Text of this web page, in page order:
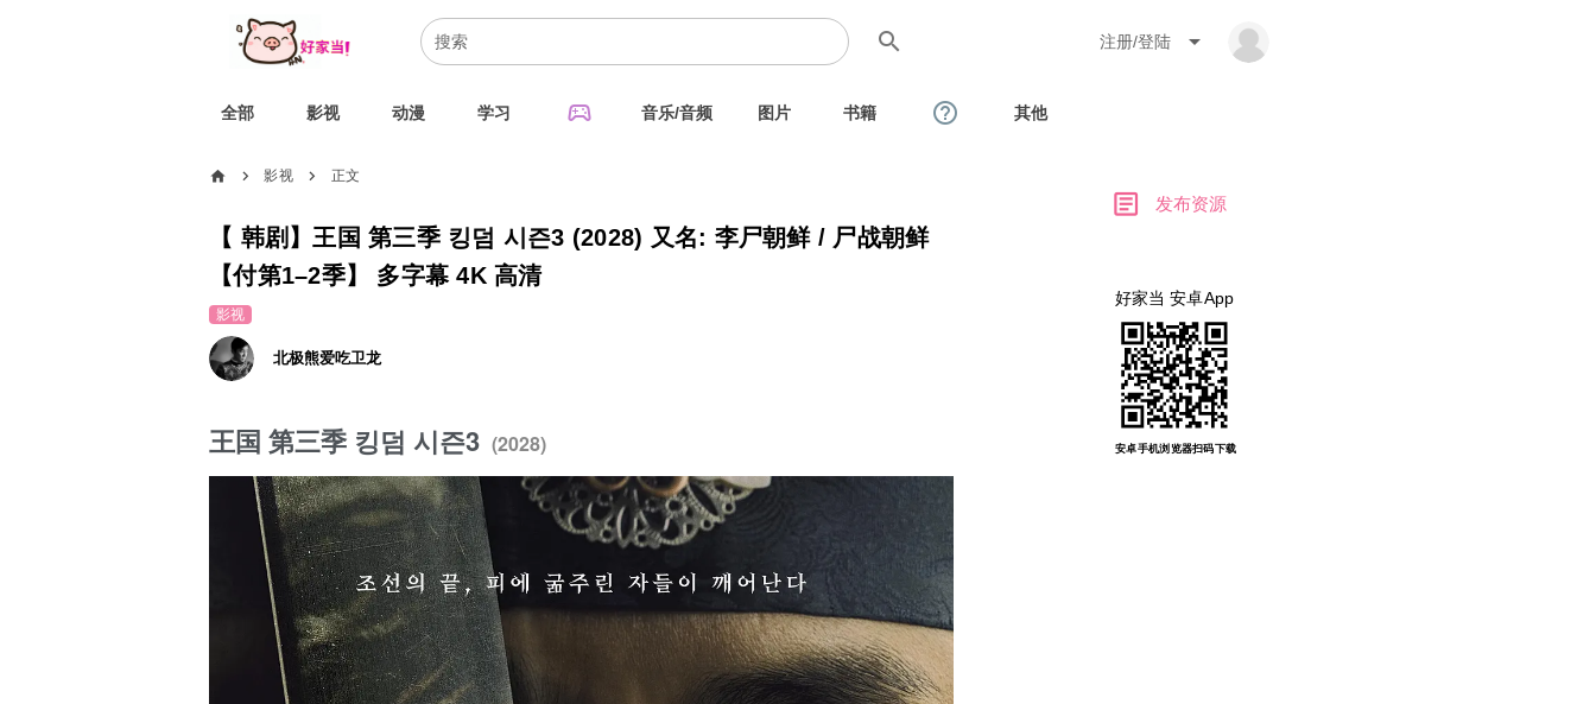
search 注册/登陆 arrow_drop_down
全部 影视 动漫 学习 sports_esports 音乐/音频 图片 书籍 help_outline 其他
home chevron_right 影视 chevron_right 正文
【 韩剧】王国 第三季 킹덤 시즌3 (2028) 又名: 李尸朝鲜 / 尸战朝鲜
【付第1–2季】 多字幕 4K 高清
影视
北极熊爱吃卫龙
王国 第三季 킹덤 시즌3 (2028)
article 发布资源
好家当 安卓App
安卓手机浏览器扫码下载